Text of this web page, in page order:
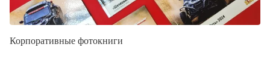
Корпоративные фотокниги